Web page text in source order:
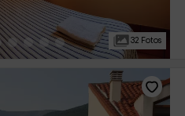
32 Fotos